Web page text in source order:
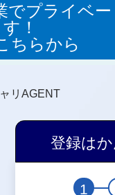
でプライベ
！
ちらから
リAGENT
登録は
1